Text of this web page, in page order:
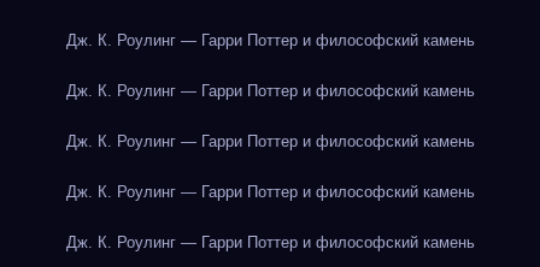
Дж. К. Роулинг — Гарри Поттер и философский камень
Дж. К. Роулинг — Гарри Поттер и философский камень
Дж. К. Роулинг — Гарри Поттер и философский камень
Дж. К. Роулинг — Гарри Поттер и философский камень
Дж. К. Роулинг — Гарри Поттер и философский камень